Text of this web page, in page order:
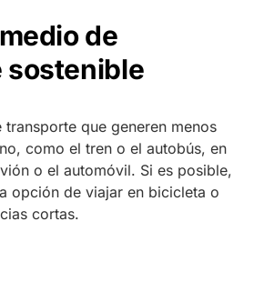
de
que generen menos
como el tren o el autobús, en
o el automóvil. Si es posible,
opción de viajar en bicicleta o
cortas.